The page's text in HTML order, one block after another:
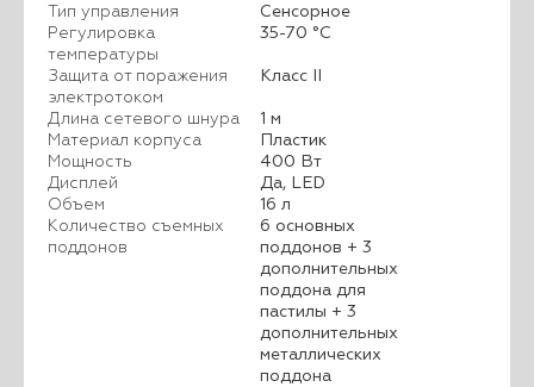
Тип управления
Сенсорное
Регулировка
температуры
35-70 °С
Защита от поражения
электротоком
Класс II
Длина сетевого шнура
1 м
Материал корпуса
Пластик
Мощность
400 Вт
Дисплей
Да, LED
Объем
16 л
Количество съемных
поддонов
6 основных
поддонов + 3
дополнительных
поддона для
пастилы + 3
дополнительных
металлических
поддона